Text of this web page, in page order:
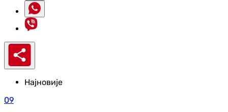
Најновије
09